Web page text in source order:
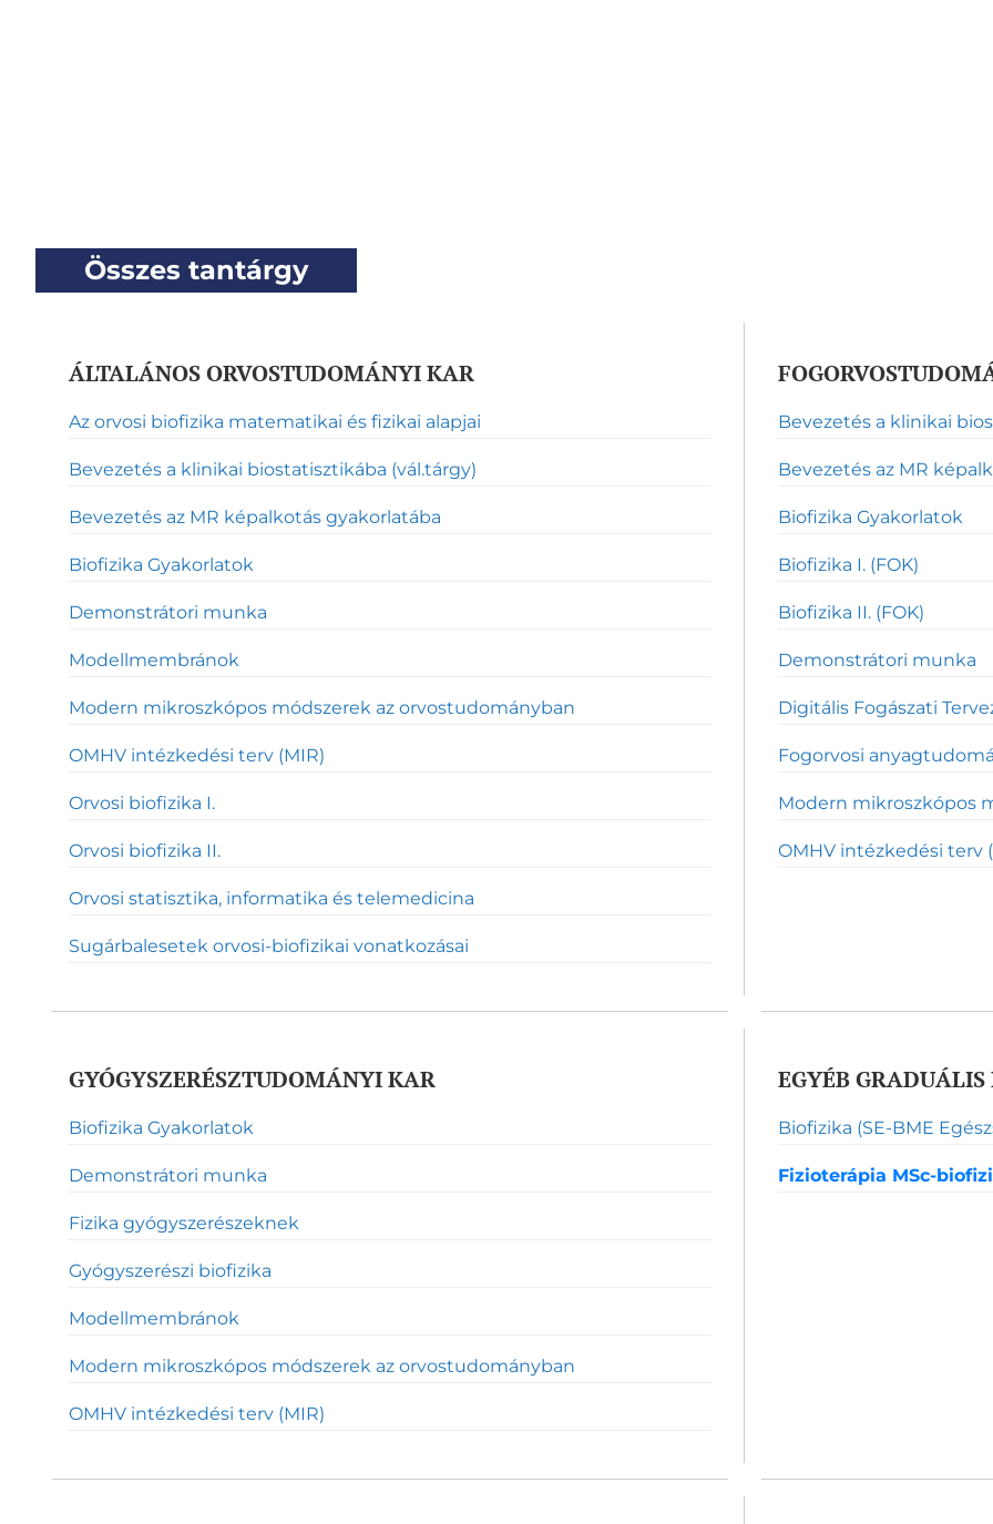
Összes tantárgy
ÁLTALÁNOS ORVOSTUDOMÁNYI KAR
Az orvosi biofizika matematikai és fizikai alapjai
Bevezetés a klinikai biostatisztikába (vál.tárgy)
Bevezetés az MR képalkotás gyakorlatába
Biofizika Gyakorlatok
Demonstrátori munka
Modellmembránok
Modern mikroszkópos módszerek az orvostudományban
OMHV intézkedési terv (MIR)
Orvosi biofizika I.
Orvosi biofizika II.
Orvosi statisztika, informatika és telemedicina
Sugárbalesetek orvosi-biofizikai vonatkozásai
Bevezetés a klinikai
Bevezetés az MR
Biofizika Gyakorlatok
Biofizika I. (FOK)
Biofizika II. (FOK)
Demonstrátori munka
Digitális Fogászati
Fogorvosi
Modern mikroszkópos
OMHV intézkedési terv
GYÓGYSZERÉSZTUDOMÁNYI KAR
Biofizika Gyakorlatok
Demonstrátori munka
Fizika gyógyszerészeknek
Gyógyszerészi biofizika
Modellmembránok
Modern mikroszkópos módszerek az orvostudományban
OMHV intézkedési terv (MIR)
EGYÉB GRADUÁLIS
Biofizika (SE-BME
Fizioterápia MSc-